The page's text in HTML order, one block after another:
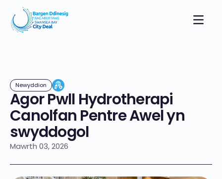
Newyddion
Agor Pwll Hydrotherapi
Canolfan Pentre Awel yn
swyddogol
Mawrth 03, 2026